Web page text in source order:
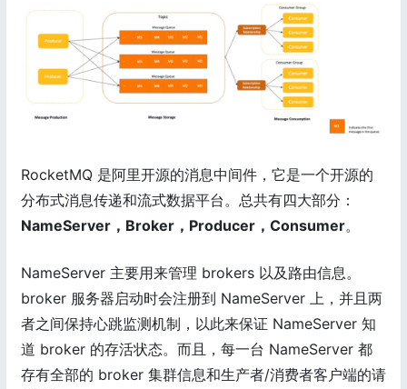
RocketMQ 是阿里开源的消息中间件，它是一个开源的
分布式消息传递和流式数据平台。总共有四大部分：
NameServer，Broker，Producer，Consumer。
NameServer 主要用来管理 brokers 以及路由信息。
broker 服务器启动时会注册到 NameServer 上，并且两
者之间保持心跳监测机制，以此来保证 NameServer 知
道 broker 的存活状态。而且，每一台 NameServer 都
存有全部的 broker 集群信息和生产者/消费者客户端的请